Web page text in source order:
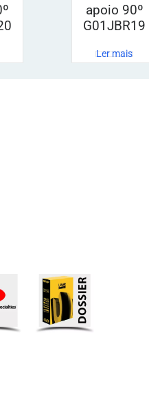
apoio 90º
G01JBR19
Ler mais